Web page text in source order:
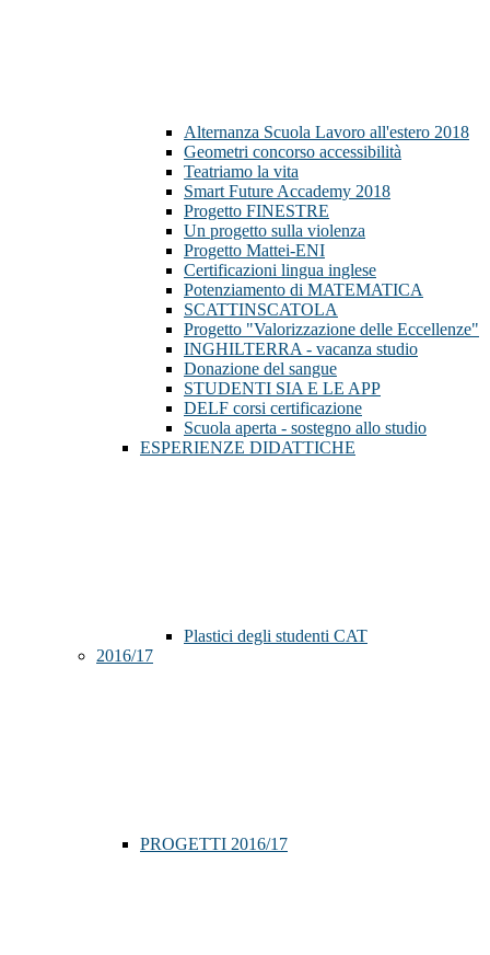
Alternanza Scuola Lavoro all'estero 2018
Geometri concorso accessibilità
Teatriamo la vita
Smart Future Accademy 2018
Progetto FINESTRE
Un progetto sulla violenza
Progetto Mattei-ENI
Certificazioni lingua inglese
Potenziamento di MATEMATICA
SCATTINSCATOLA
Progetto "Valorizzazione delle Eccellenze"
INGHILTERRA - vacanza studio
Donazione del sangue
STUDENTI SIA E LE APP
DELF corsi certificazione
Scuola aperta - sostegno allo studio
ESPERIENZE DIDATTICHE
Plastici degli studenti CAT
2016/17
PROGETTI 2016/17